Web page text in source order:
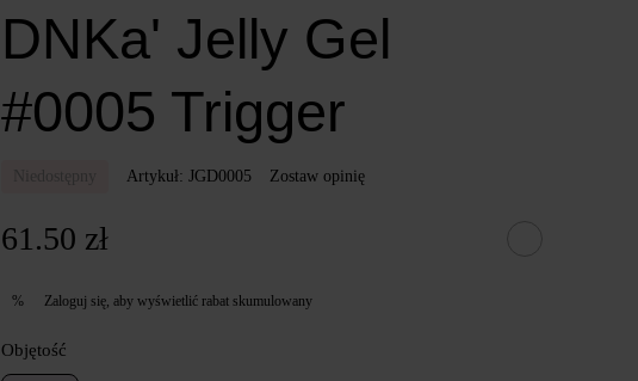
DNKa' Jelly Gel
#0005 Trigger
Artykuł: JGD0005 Zostaw opinię
61.50 zł
% Zaloguj się , aby wyświetlić rabat skumulowany
Objętość